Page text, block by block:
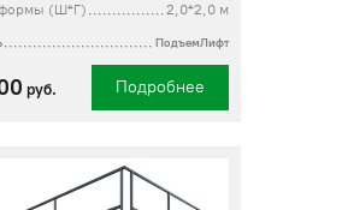
(Ш*Г)
2,0*2,0 м
ПодъемЛифт
руб. Подробнее